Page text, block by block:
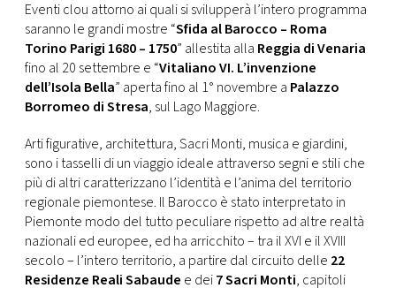
Eventi clou attorno ai quali si svilupperà l’intero programma
saranno le grandi mostre “Sfida al Barocco – Roma
Torino Parigi 1680 – 1750” allestita alla Reggia di Venaria
fino al 20 settembre e “Vitaliano VI. L’invenzione
dell’Isola Bella” aperta fino al 1° novembre a Palazzo
Borromeo di Stresa, sul Lago Maggiore.
Arti figurative, architettura, Sacri Monti, musica e giardini,
sono i tasselli di un viaggio ideale attraverso segni e stili che
più di altri caratterizzano l’identità e l’anima del territorio
regionale piemontese. Il Barocco è stato interpretato in
Piemonte modo del tutto peculiare rispetto ad altre realtà
nazionali ed europee, ed ha arricchito – tra il XVI e il XVIII
secolo – l’intero territorio, a partire dal circuito delle 22
Residenze Reali Sabaude e dei7 Sacri Monti, capitoli